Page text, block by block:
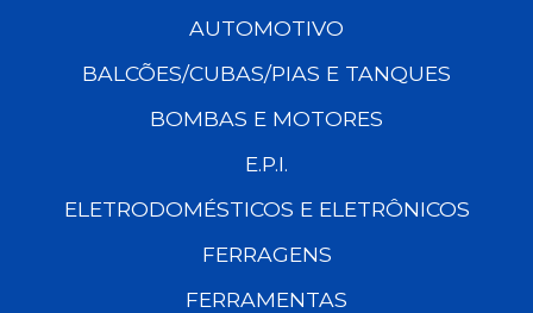
AUTOMOTIVO
BALCÕES/CUBAS/PIAS E TANQUES
BOMBAS E MOTORES
E.P.I.
ELETRODOMÉSTICOS E ELETRÔNICOS
FERRAGENS
FERRAMENTAS